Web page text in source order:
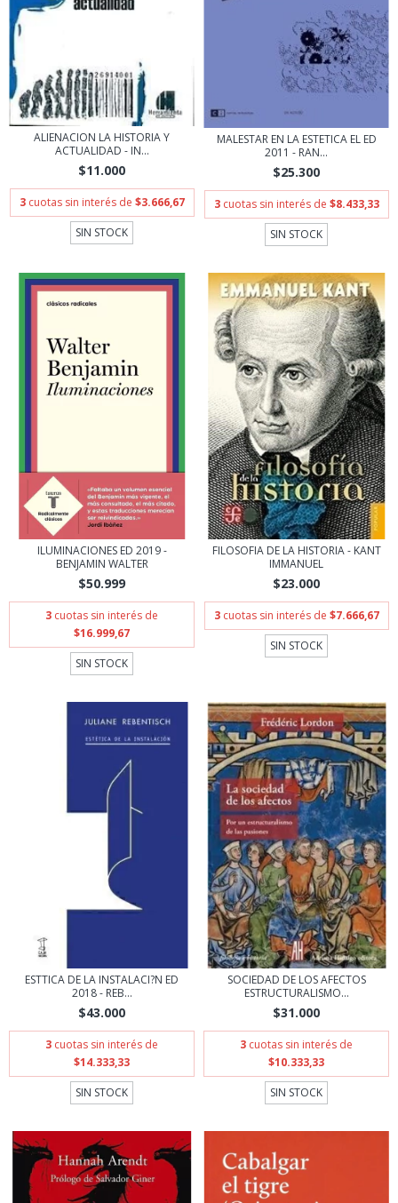
ALIENACION LA HISTORIA Y
ACTUALIDAD - IN...
$11.000
3 cuotas sin interés de $3.666,67
SIN STOCK
MALESTAR EN LA ESTETICA EL ED
2011 - RAN...
$25.300
3 cuotas sin interés de $8.433,33
SIN STOCK
ILUMINACIONES ED 2019 -
BENJAMIN WALTER
$50.999
3 cuotas sin interés de
$16.999,67
SIN STOCK
FILOSOFIA DE LA HISTORIA - KANT
IMMANUEL
$23.000
3 cuotas sin interés de $7.666,67
SIN STOCK
ESTTICA DE LA INSTALACI?N ED
2018 - REB...
$43.000
3 cuotas sin interés de
$14.333,33
SIN STOCK
SOCIEDAD DE LOS AFECTOS
ESTRUCTURALISMO...
$31.000
3 cuotas sin interés de
$10.333,33
SIN STOCK